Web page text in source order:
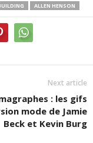
ALLEN HENSON
Next article
: les gifs
mode de Jamie
Beck et Kevin Burg